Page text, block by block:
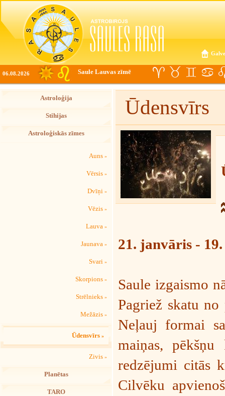
06.08.2026 Saule Lauvas zīmē
Astroloģija
Stihijas
Astroloģiskās zīmes
Auns »
Vērsis »
Dvīņi »
Vēzis »
Lauva »
Jaunava »
Svari »
Skorpions »
Strēlnieks »
Mežāzis »
Ūdensvīrs »
Zivis »
Planētas
TARO
Ūdensvīrs
21. janvāris -
Saule izgaismo
Pagriež skatu no
Neļauj formai
maiņas,
redzējumi citās
Cilvēku